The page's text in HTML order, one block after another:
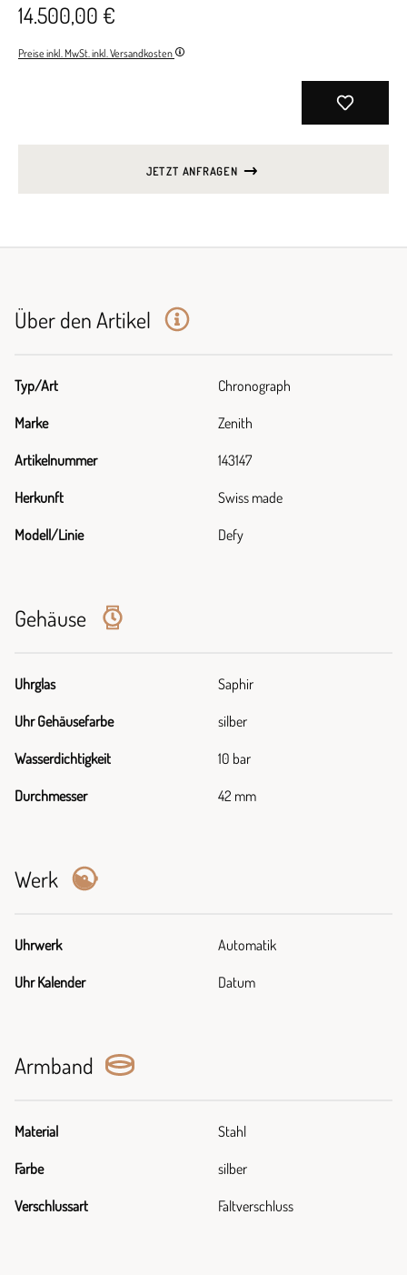
14.500,00 €
Preise inkl. MwSt. inkl. Versandkosten
JETZT ANFRAGEN
Über den Artikel
Typ/Art Chronograph
Marke Zenith
Artikelnummer 143147
Herkunft Swiss made
Modell/Linie Defy
Gehäuse
Uhrglas Saphir
Uhr Gehäusefarbe silber
Wasserdichtigkeit 10 bar
Durchmesser 42 mm
Werk
Uhrwerk Automatik
Uhr Kalender Datum
Armband
Material Stahl
Farbe silber
Verschlussart Faltverschluss